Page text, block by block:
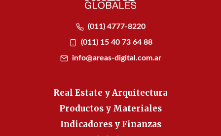
(011) 4777-8220
(011) 15 40 73 64 88
info@areas-digital.com.ar
Real Estate y Arquitectura
Productos y Materiales
Indicadores y Finanzas